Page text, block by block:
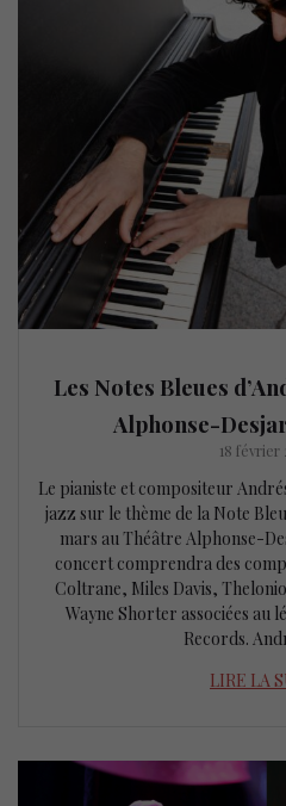
Les Notes Bleues
Alphonse-
18 février
Le pianiste et compositeur
jazz sur le thème de la Note
mars au Théâtre Alphonse-
concert comprendra des
Coltrane, Miles Davis,
Wayne Shorter associées au
Records.
LIRE LA